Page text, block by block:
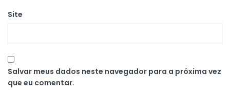
Site
Salvar meus dados neste navegador para a próxima vez
que eu comentar.